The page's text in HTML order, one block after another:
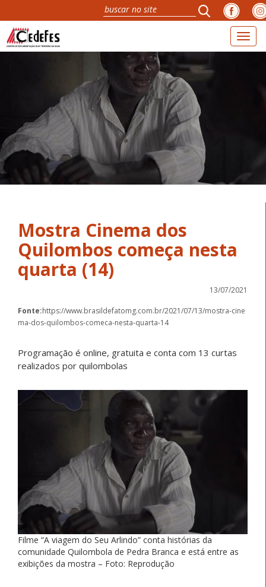
Mostra Cinema dos
Quilombos começa nesta
quarta (14)
13/07/2021
Fonte:https://www.brasildefatomg.com.br/2021/07/13/mostra-cine
ma-dos-quilombos-comeca-nesta-quarta-14
Programação é online, gratuita e conta com 13 curtas
realizados por quilombolas
Filme “A viagem do Seu Arlindo” conta histórias da
comunidade Quilombola de Pedra Branca e está entre as
exibições da mostra – Foto: Reprodução